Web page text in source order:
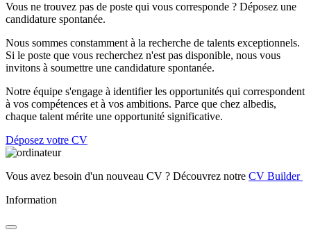
Vous ne trouvez pas de poste qui vous corresponde ? Déposez une
candidature spontanée.
Nous sommes constamment à la recherche de talents exceptionnels.
Si le poste que vous recherchez n'est pas disponible, nous vous
invitons à soumettre une candidature spontanée.
Notre équipe s'engage à identifier les opportunités qui correspondent
à vos compétences et à vos ambitions. Parce que chez albedis,
chaque talent mérite une opportunité significative.
Déposez votre CV
Vous avez besoin d'un nouveau CV ? Découvrez notre CV Builder
Information